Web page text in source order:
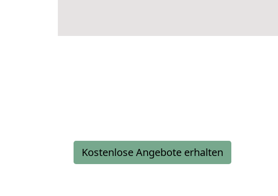
Kostenlose Angebote erhalten